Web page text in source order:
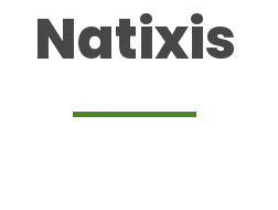
Natixis